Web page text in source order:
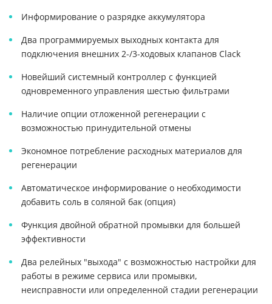
Информирование о разрядке аккумулятора
Два программируемых выходных контакта для
подключения внешних 2-/3-ходовых клапанов Clack
Новейший системный контроллер с функцией
одновременного управления шестью фильтрами
Наличие опции отложенной регенерации с
возможностью принудительной отмены
Экономное потребление расходных материалов для
регенерации
Автоматическое информирование о необходимости
добавить соль в соляной бак (опция)
Функция двойной обратной промывки для большей
эффективности
Два релейных "выхода" с возможностью настройки для
работы в режиме сервиса или промывки,
неисправности или определенной стадии регенерации